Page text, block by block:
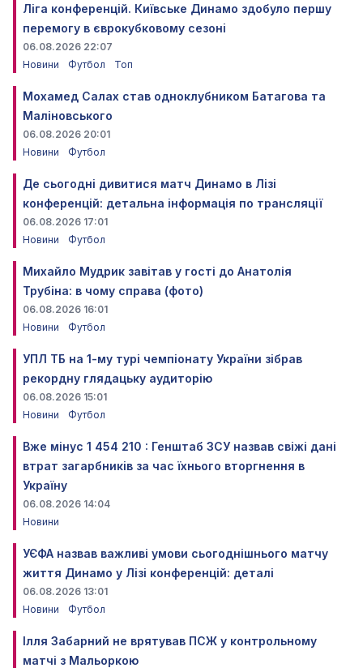
Ліга конференцій. Київське Динамо здобуло першу
перемогу в єврокубковому сезоні
06.08.2026 22:07
Новини
Футбол Топ
Мохамед Салах став одноклубником Батагова та
Маліновського
06.08.2026 20:01
Новини
Футбол
Де сьогодні дивитися матч Динамо в Лізі
конференцій: детальна інформація по трансляції
06.08.2026 17:01
Новини
Футбол
Михайло Мудрик завітав у гості до Анатолія
Трубіна: в чому справа (фото)
06.08.2026 16:01
Новини
Футбол
УПЛ ТБ на 1-му турі чемпіонату України зібрав
рекордну глядацьку аудиторію
06.08.2026 15:01
Новини
Футбол
Вже мінус 1 454 210 : Генштаб ЗСУ назвав свіжі дані
втрат загарбників за час їхнього вторгнення в
Україну
06.08.2026 14:04
Новини
УЄФА назвав важливі умови сьогоднішнього матчу
життя Динамо у Лізі конференцій: деталі
06.08.2026 13:01
Новини
Футбол
Ілля Забарний не врятував ПСЖ у контрольному
матчі з Мальоркою